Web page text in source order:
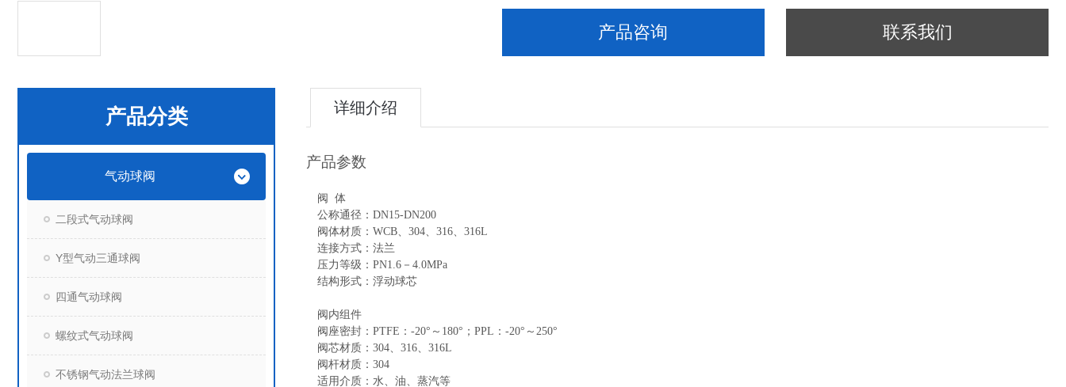
产品咨询 联系我们
产品分类
气动球阀
二段式气动球阀
Y型气动三通球阀
四通气动球阀
螺纹式气动球阀
不锈钢气动法兰球阀
详细介绍
产品参数
阀 体
公称通径：DN15-DN200
阀体材质：WCB、304、316、316L
连接方式：法兰
压力等级：PN1.6－4.0MPa
结构形式：浮动球芯
阀内组件
阀座密封：PTFE：-20°～180°；PPL：-20°～250°
阀芯材质：304、316、316L
阀杆材质：304
适用介质：水、油、蒸汽等